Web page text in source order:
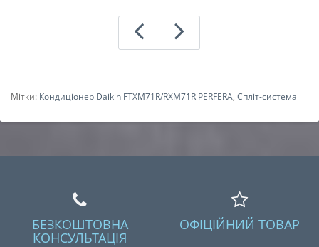
Мітки: Кондиціонер Daikin FTXM71R/RXM71R PERFERA, Спліт-система
БЕЗКОШТОВНА
КОНСУЛЬТАЦІЯ
ОФІЦІЙНИЙ ТОВАР